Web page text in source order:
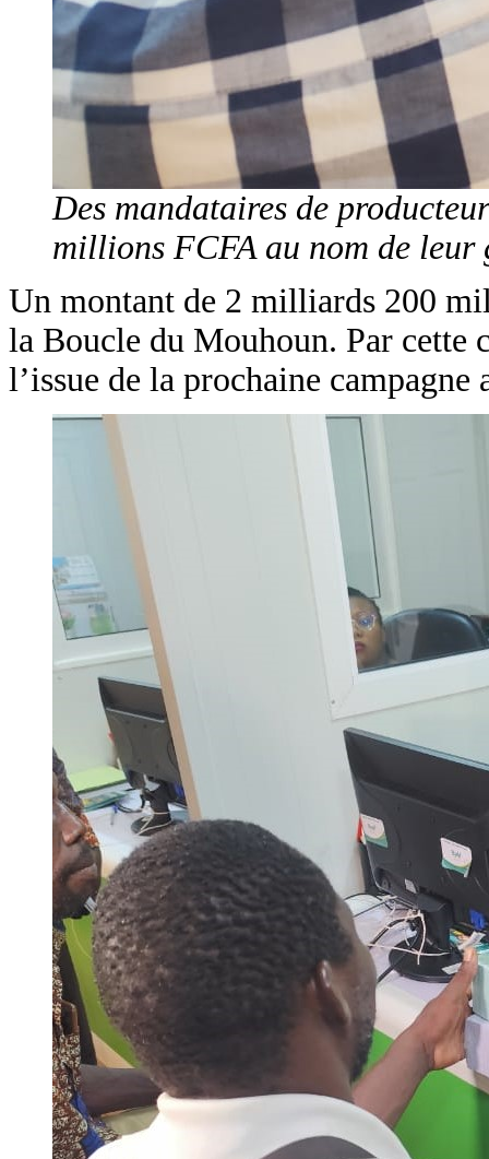
Des mandataires de
millions FCFA au nom de leur
Un montant de 2 milliards 200
la Boucle du Mouhoun. Par cette
l’issue de la prochaine